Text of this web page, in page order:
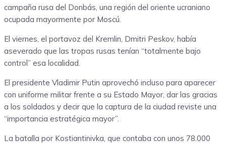
campaña rusa del Donbás, una región del oriente ucraniano
ocupada mayormente por Moscú.
El viernes, el portavoz del Kremlin, Dmitri Peskov, había
aseverado que las tropas rusas tenían “totalmente bajo
control” esa localidad.
El presidente Vladimir Putin aprovechó incluso para aparecer
con uniforme militar frente a su Estado Mayor, dar las gracias
a los soldados y decir que la captura de la ciudad reviste una
“importancia estratégica mayor”.
La batalla por Kostiantinivka, que contaba con unos 78.000